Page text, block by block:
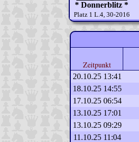
* Donnerblitz *
Platz 1 L.4, 30-2016
Zeitpunkt
20.10.25 13:41
18.10.25 14:55
17.10.25 06:54
13.10.25 17:01
13.10.25 09:29
11.10.25 11:04